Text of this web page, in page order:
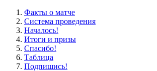
Факты о матче
Система проведения
Началось!
Итоги и призы
Спасибо!
Таблица
Подпишись!